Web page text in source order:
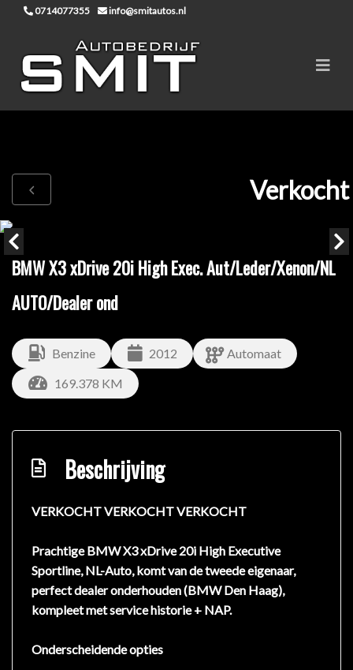
0714077355 info@smitautos.nl
Verkocht
BMW X3 xDrive 20i High Exec. Aut/Leder/Xenon/NL
AUTO/Dealer ond
Benzine 2012
Automaat
169.378 KM
Beschrijving
VERKOCHT VERKOCHT VERKOCHT
Prachtige BMW X3 xDrive 20i High Executive
Sportline, NL-Auto, komt van de tweede eigenaar,
perfect dealer onderhouden (BMW Den Haag),
kompleet met service historie + NAP.
Onderscheidende opties